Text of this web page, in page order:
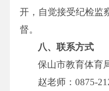
开，自觉接受纪检监
督。
八、联系方式
保山市教育体育
赵老师：0875-